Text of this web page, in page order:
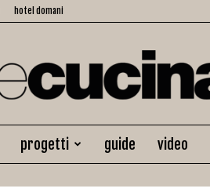
hotel domani
Ambiente
progetti guide video